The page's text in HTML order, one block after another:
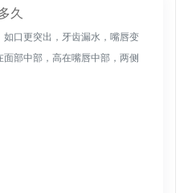
久
口更突出，牙齿漏水，嘴唇变
部中部，高在嘴唇中部，两侧